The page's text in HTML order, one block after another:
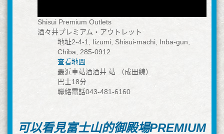
Shisui Premium Outlets
酒々井プレミアム・アウトレット
地址2-4-1, Iizumi, Shisui-machi, Inba-gun,
Chiba, 285-0912
查看地圖
最近車站酒酒井 站 （成田線）
巴士18分
聯絡電話043-481-6160
可以看見富士山的御殿場PREMIUM